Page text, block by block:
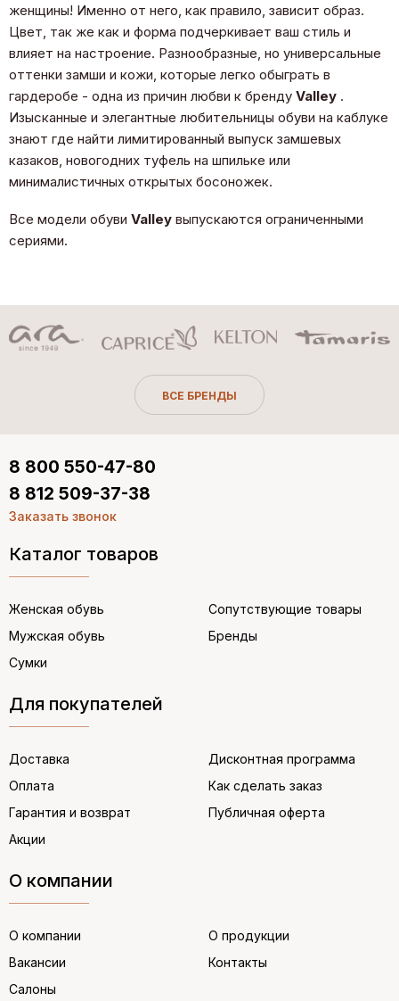
женщины! Именно от него, как правило, зависит образ.
Цвет, так же как и форма подчеркивает ваш стиль и
влияет на настроение. Разнообразные, но универсальные
оттенки замши и кожи, которые легко обыграть в
гардеробе - одна из причин любви к бренду Valley .
Изысканные и элегантные любительницы обуви на каблуке
знают где найти лимитированный выпуск замшевых
казаков, новогодних туфель на шпильке или
минималистичных открытых босоножек.
Все модели обуви Valley выпускаются ограниченными
сериями.
ВСЕ БРЕНДЫ
Каталог товаров
Женская обувь
Мужская обувь
Сумки
Сопутствующие товары
Бренды
Для покупателей
Доставка
Оплата
Гарантия и возврат
Акции
Дисконтная программа
Как сделать заказ
Публичная оферта
О компании
О компании
Вакансии
Салоны
О продукции
Контакты
8 800 550-47-80
8 812 509-37-38
Заказать звонок